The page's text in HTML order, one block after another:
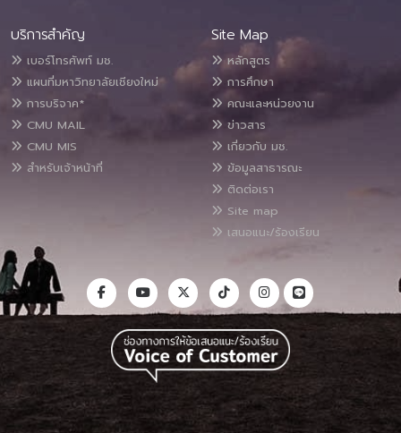
บริการสำคัญ
เบอร์โทรศัพท์ มช.
แผนที่มหาวิทยาลัยเชียงใหม่
การบริจาค*
CMU MAIL
CMU MIS
สำหรับเจ้าหน้าที่
Site Map
หลักสูตร
การศึกษา
คณะและหน่วยงาน
ข่าวสาร
เกี่ยวกับ มช.
ข้อมูลสาธารณะ
ติดต่อเรา
Site map
เสนอแนะ/ร้องเรียน